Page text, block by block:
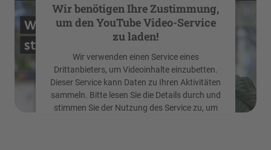
Wir benötigen Ihre Zustimmung,
um den YouTube Video-Service
zu laden!
Wir verwenden einen Service eines
Drittanbieters, um Videoinhalte einzubetten.
Dieser Service kann Daten zu Ihren Aktivitäten
sammeln. Bitte lesen Sie die Details durch und
stimmen Sie der Nutzung des Service zu, um